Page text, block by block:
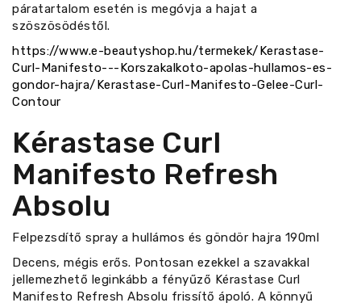
páratartalom esetén is megóvja a hajat a
szöszösödéstől.
https://www.e-beautyshop.hu/termekek/Kerastase-
Curl-Manifesto---Korszakalkoto-apolas-hullamos-es-
gondor-hajra/Kerastase-Curl-Manifesto-Gelee-Curl-
Contour
Kérastase Curl
Manifesto Refresh
Absolu
Felpezsdítő spray a hullámos és göndör hajra 190ml
Decens, mégis erős. Pontosan ezekkel a szavakkal
jellemezhető leginkább a fényűző Kérastase Curl
Manifesto Refresh Absolu frissítő ápoló. A könnyű